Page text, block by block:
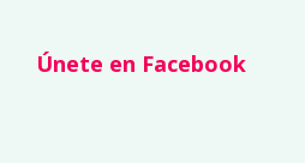
Únete en Facebook